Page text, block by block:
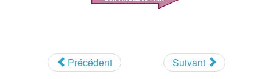
S'inscrire
Précédent Suivant